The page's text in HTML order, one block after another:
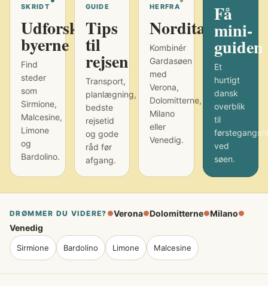
SKRIDT
Udforsk
byerne
Find
steder
som
Sirmione,
Malcesine,
Limone
og
Bardolino.
GUIDE
Tips
til
rejsen
Transport,
planlægning,
bedste
rejsetid
og gode
råd før
afgang.
HERFRA
Norditalien
Kombinér
Gardasøen
med
Verona,
Dolomitterne,
Milano
eller
Venedig.
Få
mini-
guiden
Et
hurtigt
dansk
overblik
til
ved
søen.
DRØMMER DU VIDERE? ●Verona●Dolomitterne●Milano●
Venedig
Sirmione Bardolino Limone Malcesine